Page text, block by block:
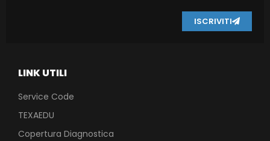
LINK UTILI
Service Code
TEXAEDU
Copertura Diagnostica
ISCRIVITI